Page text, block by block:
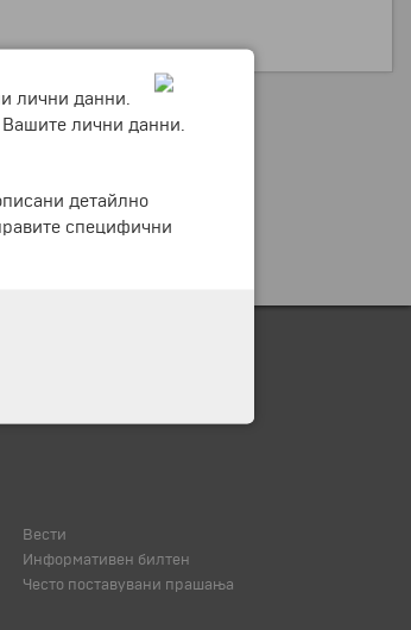
Вести
Информативен билтен
Често поставувани прашања
лични данни.
лични данни.
детайлно
специфични